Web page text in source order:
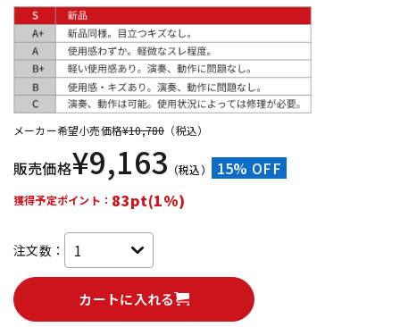
中古 ヴィンテージ
メーカー希望小売価格¥10,780 （税込）
販売価格¥9,163 （税込） 15% OFF
獲得予定ポイント： 83pt(1%)
注文数：
カートに入れる